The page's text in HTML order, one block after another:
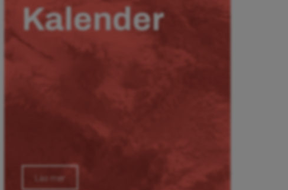
Kalender
Läs mer